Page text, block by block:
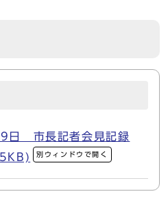
日 市長記者会見記録
別ウィンドウで開く